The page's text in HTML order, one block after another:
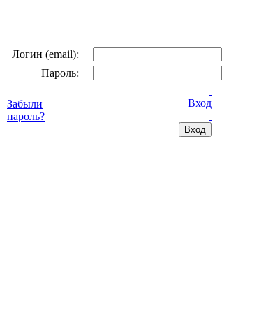
Логин (email):
Пароль:
Забыли
пароль?
Вход